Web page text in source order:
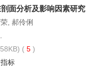
面分析及影响因素研究
, 郝伶俐
( 5 )
标